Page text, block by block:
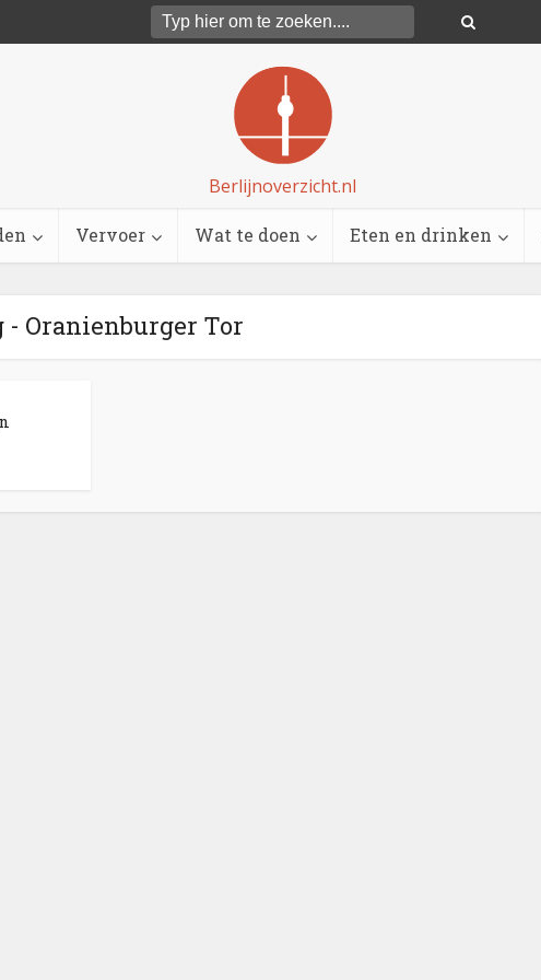
Berlijnoverzicht.nl
Vervoer Wat te doen Eten en drinken
- Oranienburger Tor